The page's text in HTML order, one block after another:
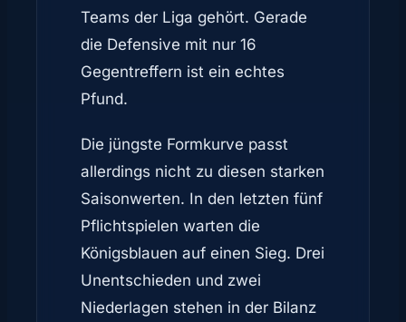
Teams der Liga gehört. Gerade
die Defensive mit nur 16
Gegentreffern ist ein echtes
Pfund.
Die jüngste Formkurve passt
allerdings nicht zu diesen starken
Saisonwerten. In den letzten fünf
Pflichtspielen warten die
Königsblauen auf einen Sieg. Drei
Unentschieden und zwei
Niederlagen stehen in der Bilanz